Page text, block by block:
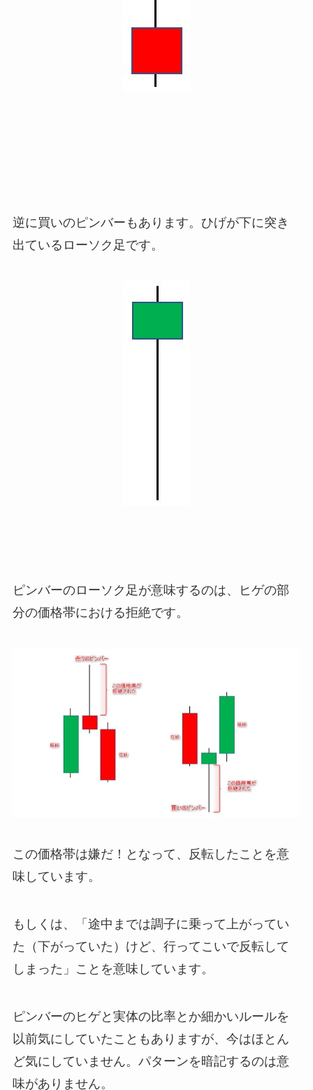
逆に買いのピンバーもあります。ひげが下に突き
出ているローソク足です。
ピンバーのローソク足が意味するのは、ヒゲの部
分の価格帯における拒絶です。
この価格帯は嫌だ！となって、反転したことを意
味しています。
もしくは、「途中までは調子に乗って上がってい
た（下がっていた）けど、行ってこいで反転して
しまった」ことを意味しています。
ピンバーのヒゲと実体の比率とか細かいルールを
以前気にしていたこともありますが、今はほとん
ど気にしていません。パターンを暗記するのは意
味がありません。